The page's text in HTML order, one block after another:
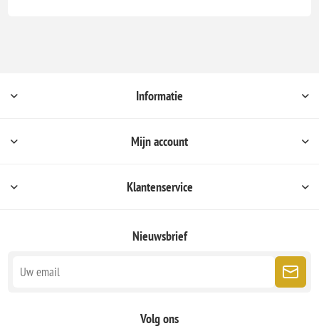
Informatie
Mijn account
Klantenservice
Nieuwsbrief
Volg ons